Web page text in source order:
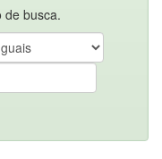
de busca.